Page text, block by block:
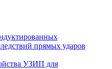
прямых ударов
УЗИП для